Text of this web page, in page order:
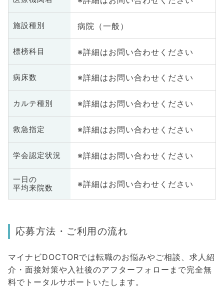
施設種別 病院（一般）
標榜科目 ※詳細はお問い合わせください
病床数 ※詳細はお問い合わせください
カルテ種別 ※詳細はお問い合わせください
救急指定 ※詳細はお問い合わせください
学会認定状況 ※詳細はお問い合わせください
一日の
平均来院数
※詳細はお問い合わせください
応募方法・ご利用の流れ
マイナビDOCTORでは転職のお悩みやご相談、求人紹
介・面接対策や入社後のアフターフォローまで完全無
料でトータルサポートいたします。